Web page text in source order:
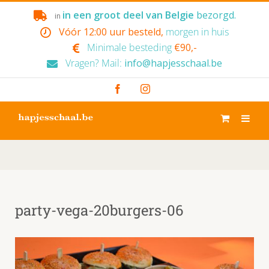
in in een groot deel van Belgie bezorgd.
Vóór 12:00 uur besteld, morgen in huis
Minimale besteding €90,-
Vragen? Mail: info@hapjesschaal.be
FacebookInstagram
party-vega-20burgers-06